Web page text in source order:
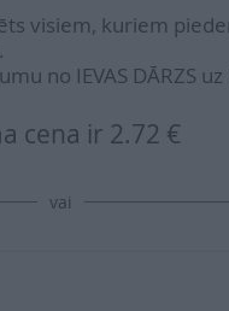
visiem, kuriem
no IEVAS DĀRZS uz
cena ir 2.72 €
vai